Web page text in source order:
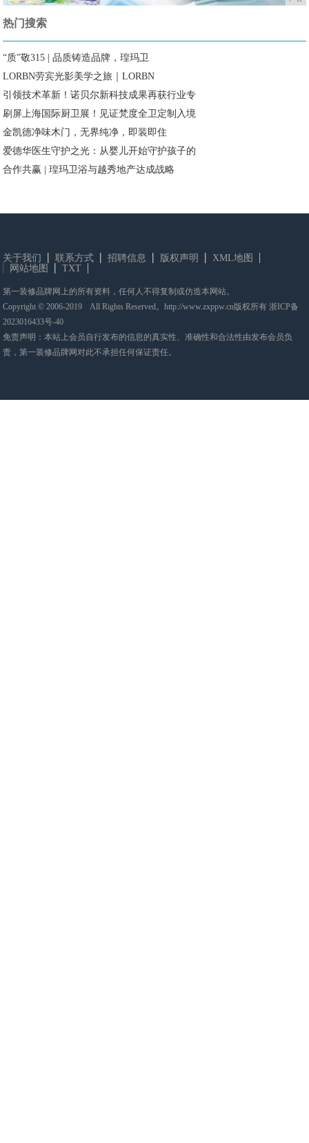
热门搜索
“质”敬315 | 品质铸造品牌，瑝玛卫
LORBN劳宾光影美学之旅｜LORBN
引领技术革新！诺贝尔新科技成果再获行业专
刷屏上海国际厨卫展！见证梵度全卫定制入境
金凯德净味木门，无界纯净，即装即住
爱德华医生守护之光：从婴儿开始守护孩子的
合作共赢 | 瑝玛卫浴与越秀地产达成战略
关于我们 联系方式 招聘信息 版权声明
XML地图
网站地图
TXT
第一装修品牌网上的所有资料，任何人不得复制或仿造本网站。
Copyright © 2006-2019 All Rights Reserved。http://www.zxppw.cn版权所有浙ICP备
2023016433号-40
免责声明：本站上会员自行发布的信息的真实性、准确性和合法性由发布会员负
责，第一装修品牌网对此不承担任何保证责任。